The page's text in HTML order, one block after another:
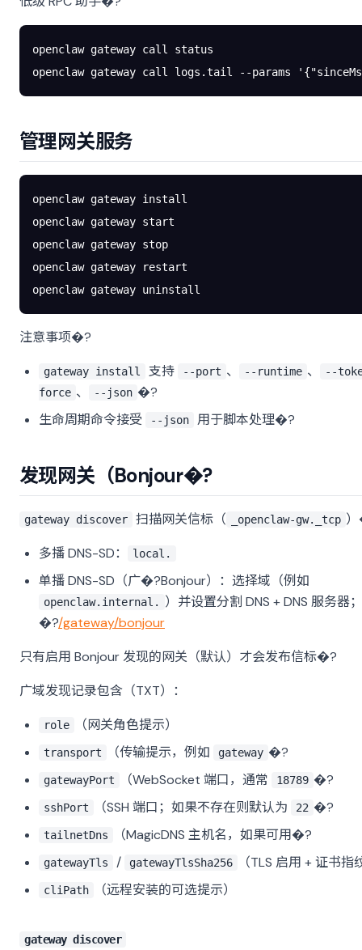
openclaw gateway call
status
openclaw gateway call logs.tail --params
管理网关服务
openclaw gateway install
openclaw gateway start
openclaw gateway stop
openclaw gateway restart
openclaw gateway uninstall
注意事项�?
gateway install 支持 --port 、 --runtime 、
--
force 、 --json �?
生命周期命令接受
--json 用于脚本处理�?
发现网关（Bonjour�?
gateway discover 扫描网关信标（ _openclaw-gw._tcp
多播 DNS-SD：
local.
单播 DNS-SD（广�?Bonjour）：选择域（例如
openclaw.internal.
）并设置分割 DNS + DNS 服务器；
�?/gateway/bonjour
只有启用 Bonjour 发现的网关（默认）才会发布信标�?
广域发现记录包含（TXT）：
role （网关角色提示）
transport （传输提示，例如 gateway �?
gatewayPort （WebSocket 端口，通常 18789 �?
sshPort （SSH 端口；如果不存在则默认为 22 �?
tailnetDns （MagicDNS 主机名，如果可用�?
gatewayTls / gatewayTlsSha256 （TLS 启用 + 证书
cliPath （远程安装的可选提示）
gateway discover